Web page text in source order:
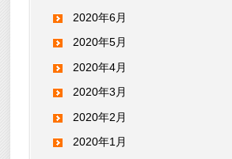
2020年6月
2020年5月
2020年4月
2020年3月
2020年2月
2020年1月